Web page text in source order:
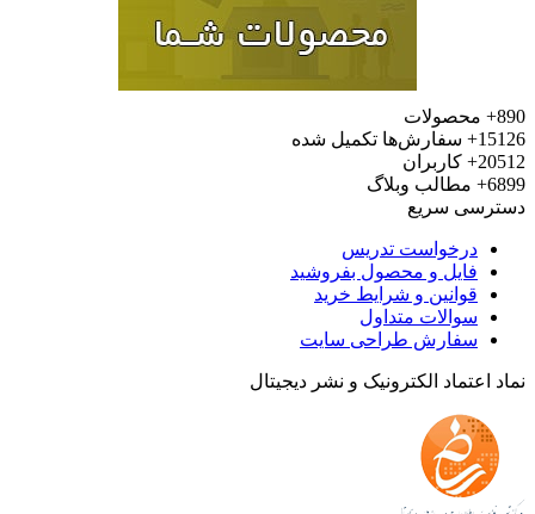
محصولات
سفارش‌ها تکمیل شده
کاربران
مطالب وبلاگ
سریع
درخواست تدریس
فایل و محصول بفروشید
قوانین و شرایط خرید
سوالات متداول
سفارش طراحی سایت
اعتماد الکترونیک و نشر دیجیتال